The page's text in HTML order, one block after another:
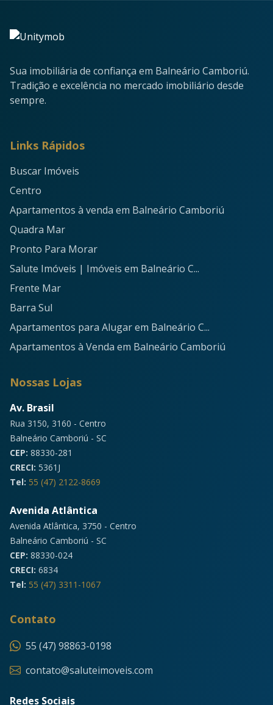
Sua imobiliária de confiança em Balneário Camboriú.
Tradição e excelência no mercado imobiliário desde
sempre.
Links Rápidos
Buscar Imóveis
Centro
Apartamentos à venda em Balneário Camboriú
Quadra Mar
Pronto Para Morar
Salute Imóveis | Imóveis em Balneário C...
Frente Mar
Barra Sul
Apartamentos para Alugar em Balneário C...
Apartamentos à Venda em Balneário Camboriú
Nossas Lojas
Av. Brasil
Rua 3150, 3160 - Centro
Balneário Camboriú - SC
CEP: 88330-281
CRECI: 5361J
Tel: 55 (47) 2122-8669
Avenida Atlântica
Avenida Atlântica, 3750 - Centro
Balneário Camboriú - SC
CEP: 88330-024
CRECI: 6834
Tel: 55 (47) 3311-1067
Contato
55 (47) 98863-0198
contato@saluteimoveis.com
Redes Sociais